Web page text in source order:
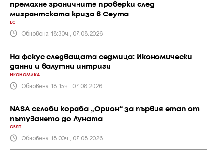
премахне граничните проверки след
мигрантската криза в Сеута
ЕС
Обновена 18:30ч., 07.08.2026
На фокус следващата седмица: Икономически
данни и валутни интриги
ИКОНОМИКА
Обновена 18:15ч., 07.08.2026
NASA сглоби кораба „Орион“ за първия етап от
пътуването до Луната
СВЯТ
Обновена 18:00ч., 07.08.2026